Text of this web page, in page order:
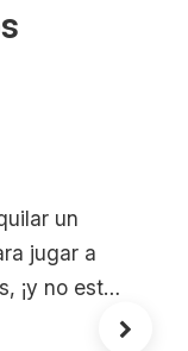
un
jugar a
¡y no estoy